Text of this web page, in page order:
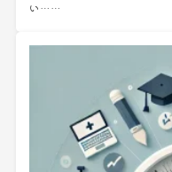
い……